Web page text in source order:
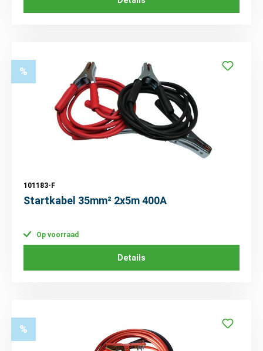
%
101183-F
Startkabel 35mm² 2x5m 400A
Op voorraad
Details
%